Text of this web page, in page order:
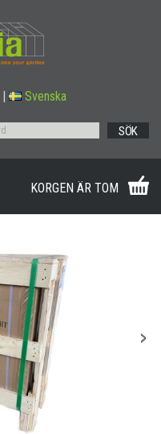
Svenska
SÖK
KORGEN ÄR TOM